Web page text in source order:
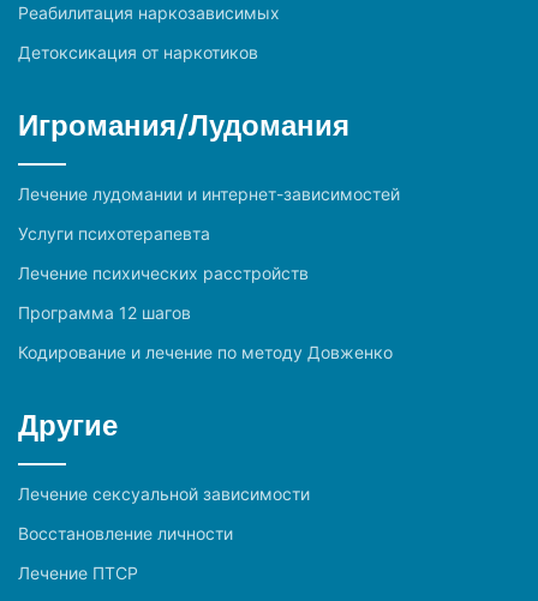
Реабилитация наркозависимых
Детоксикация от наркотиков
Игромания/Лудомания
Лечение лудомании и интернет-зависимостей
Услуги психотерапевта
Лечение психических расстройств
Программа 12 шагов
Кодирование и лечение по методу Довженко
Другие
Лечение сексуальной зависимости
Восстановление личности
Лечение ПТСР